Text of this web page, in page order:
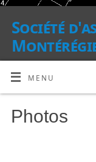
Société
MENU
Photos